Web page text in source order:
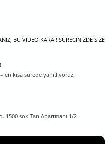
BU VIDEO KARAR SÜRECINIZDE SIZE
en kısa sürede yanıtlıyoruz.
1500 sok Tan Apartmanı 1/2